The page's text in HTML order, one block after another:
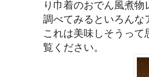
り巾着のおでん風煮
調べてみるといろんな
これは美味しそうっ
覧ください。